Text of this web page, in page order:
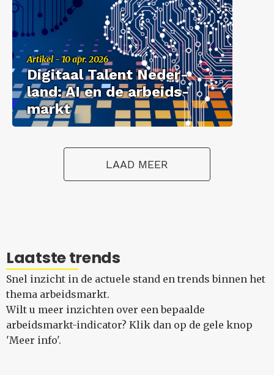
Ar­ti­kel - 10 apr. 2026
Di­gi­taal Ta­lent Ne­der­
land: AI en de ar­beids­
markt
LAAD MEER
Laatste trends
Snel inzicht in de actuele stand en trends binnen het
thema arbeidsmarkt.
Wilt u meer inzichten over een bepaalde
arbeidsmarkt-indicator? Klik dan op de gele knop
'Meer info'.